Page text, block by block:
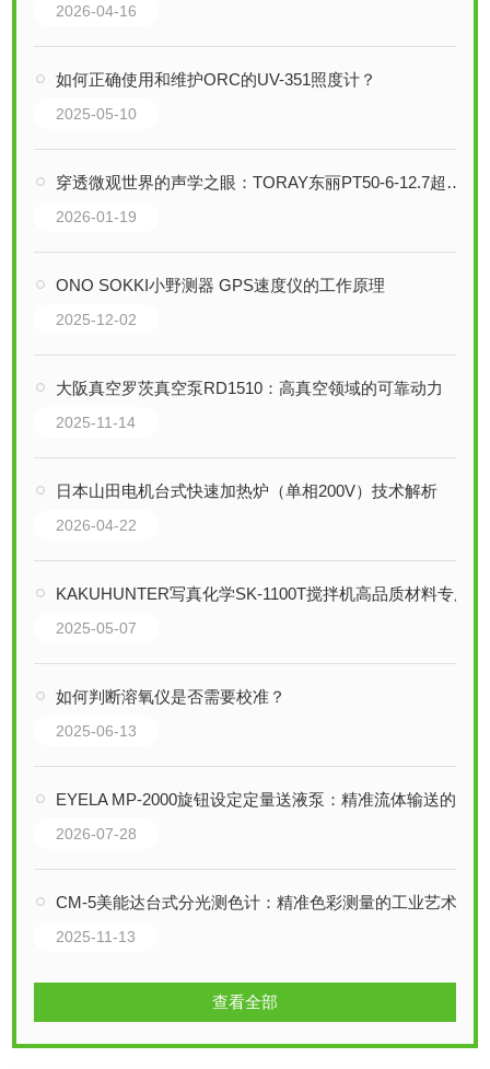
2026-04-16
如何正确使用和维护ORC的UV-351照度计？
2025-05-10
穿透微观世界的声学之眼：TORAY东丽PT50-6-12.7超声波换能器技术解析
2026-01-19
ONO SOKKI小野测器 GPS速度仪的工作原理
2025-12-02
大阪真空罗茨真空泵RD1510：高真空领域的可靠动力
2025-11-14
日本山田电机台式快速加热炉（单相200V）技术解析
2026-04-22
KAKUHUNTER写真化学SK-1100T搅拌机高品质材料专用
2025-05-07
如何判断溶氧仪是否需要校准？
2025-06-13
EYELA MP-2000旋钮设定定量送液泵：精准流体输送的可靠之选
2026-07-28
CM-5美能达台式分光测色计：精准色彩测量的工业艺术
2025-11-13
查看全部